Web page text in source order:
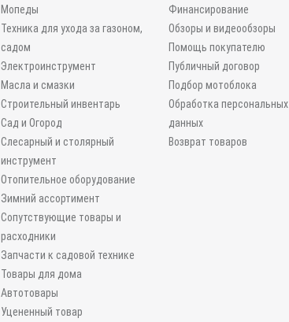
Мопеды
Техника для ухода за газоном,
садом
Электроинструмент
Масла и смазки
Строительный инвентарь
Сад и Огород
Слесарный и столярный
инструмент
Отопительное оборудование
Зимний ассортимент
Сопутствующие товары и
расходники
Запчасти к садовой технике
Товары для дома
Автотовары
Уцененный товар
Финансирование
Обзоры и видеообзоры
Помощь покупателю
Публичный договор
Подбор мотоблока
Обработка персональных
данных
Возврат товаров